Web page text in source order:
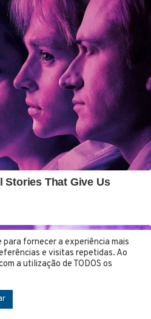
para fornecer a experiência mais
e visitas repetidas. Ao
a utilização de TODOS os